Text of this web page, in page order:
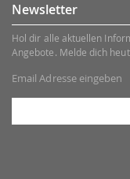
Newsletter
Hol dir alle aktuellen
Angebote. Melde dich
Email Adresse eingeben